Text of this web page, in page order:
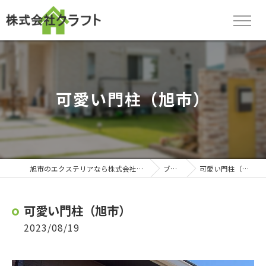
可愛い門柱（旭市）
旭市のエクステリアなら株式会社クラフト ブログ 可愛い門柱（旭市）
可愛い門柱（旭市）
2023/08/19